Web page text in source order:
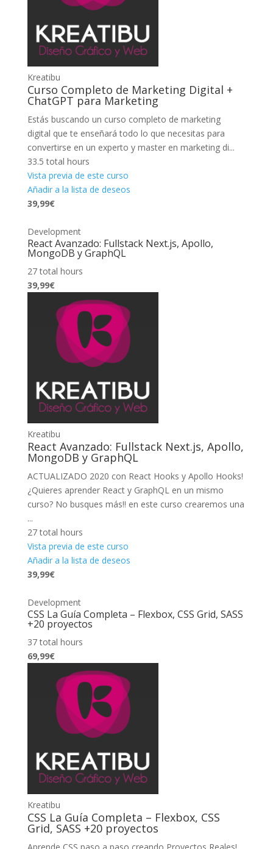
Kreatibu
Curso Completo de Marketing Digital +
ChatGPT para Marketing
Estás buscando un curso completo de marketing
digital que te enseñará todo lo que necesitas para
convertirse en un experto y master en marketing di...
33.5 total hours
Vista previa de este curso
Añadir a la lista de deseos
39,99€
Development
React Avanzado: Fullstack Next.js, Apollo,
MongoDB y GraphQL
27 total hours
39,99€
Kreatibu
React Avanzado: Fullstack Next.js, Apollo,
MongoDB y GraphQL
ACTUALIZADO 2020 con React Hooks y Apollo Hooks!
¿Quieres aprender React y GraphQL en un mismo
curso? No busques más!! en este curso crearemos una
...
27 total hours
Vista previa de este curso
Añadir a la lista de deseos
39,99€
Development
CSS La Guía Completa – Flexbox, CSS Grid, SASS
+20 proyectos
37 total hours
69,99€
Kreatibu
CSS La Guía Completa – Flexbox, CSS
Grid, SASS +20 proyectos